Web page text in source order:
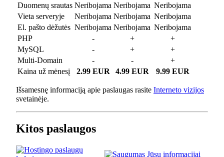
Duomenų srautas Neribojama Neribojama Neribojama
Vieta serveryje
Neribojama Neribojama Neribojama
El. pašto dėžutės Neribojama Neribojama Neribojama
PHP
- +
+
MySQL
- +
+
Multi-Domain
- -
+
Kaina už mėnesį
2.99 EUR 4.99 EUR 9.99 EUR
Išsamesnę informaciją apie paslaugas rasite Interneto vizijos
svetainėje.
Kitos paslaugos